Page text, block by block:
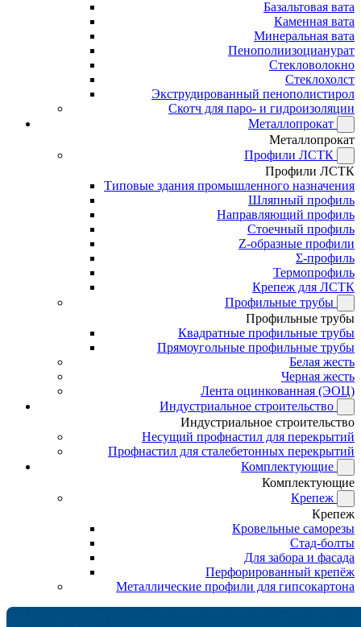
Базальтовая вата
Каменная вата
Минеральная вата
Пенополиизоцианурат
Стекловолокно
Стеклохолст
Экструдированный пенополистирол
Скотч для паро- и гидроизоляции
Металлопрокат
Металлопрокат
Профили ЛСТК
Профили ЛСТК
Типовые здания промышленного назначения
Шляпный профиль
Направляющий профиль
Стоечный профиль
Z-образные профили
Σ-профиль
Термопрофиль
Крепеж для ЛСТК
Профильные трубы
Профильные трубы
Квадратные профильные трубы
Прямоугольные профильные трубы
Белая жесть
Черная жесть
Лента оцинкованная (ЭОЦ)
Индустриальное строительство
Индустриальное строительство
Несущий профнастил для перекрытий
Профнастил для сталебетонных перекрытий
Комплектующие
Комплектующие
Крепеж
Крепеж
Кровельные саморезы
Стад-болты
Для забора и фасада
Перфорированный крепёж
Металлические профили для гипсокартона